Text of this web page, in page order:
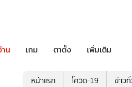
น เกม ตาตั้ง เพิ่มเติม
หน้าแรก โควิด-19 ข่าว